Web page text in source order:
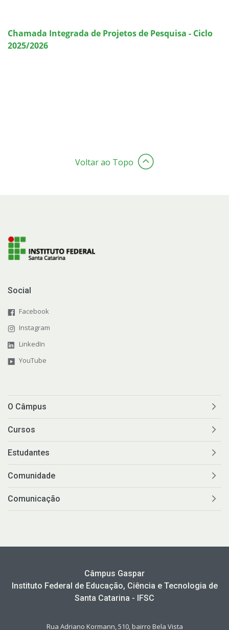
Chamada Integrada de Projetos de Pesquisa - Ciclo
2025/2026
Voltar ao Topo
Social
Facebook
Instagram
LinkedIn
YouTube
O Câmpus
Cursos
Estudantes
Comunidade
Comunicação
Câmpus Gaspar
Instituto Federal de Educação, Ciência e Tecnologia de
Santa Catarina - IFSC
Rua Adriano Kormann, 510, bairro Bela Vista